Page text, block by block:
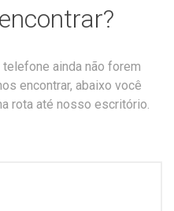
ainda não forem
encontrar, abaixo você
rota até nosso escritório.